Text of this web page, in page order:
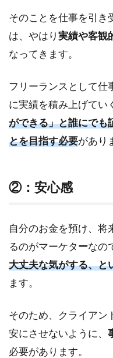
②：広
告運用
代行
2.1.3
SEO代
サル
2.2
プラ
な営
業ス
ミュ
ニケ
ーシ
ョン
2.3
サル
ティ
そのことを仕事を引き
は、やはり実績や客観
なってきます。
フリーランスとして仕
に実績を積み上げてい
ができる」と誰にでも
とを目指す必要があり
②：安心感
自分のお金を預け、将
るのがマーケターなの
大丈夫な気がする、と
ます。
そのため、クライアン
安にさせないように、
必要があります。